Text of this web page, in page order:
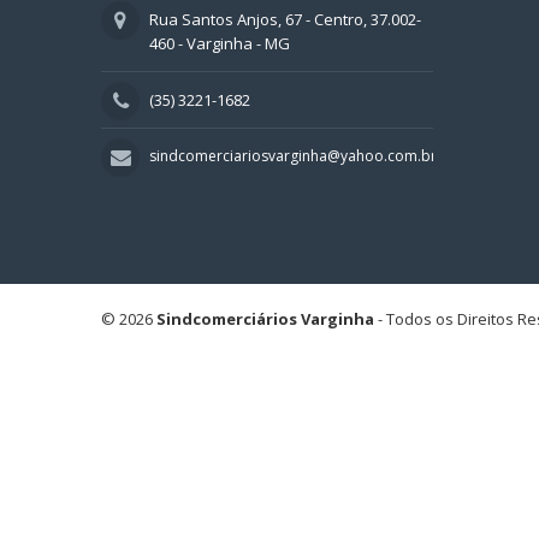
Rua Santos Anjos, 67 - Centro, 37.002-
460 - Varginha - MG
(35) 3221-1682
sindcomerciariosvarginha@yahoo.com.br
© 2026 Sindcomerciários Varginha - Todos os Direitos